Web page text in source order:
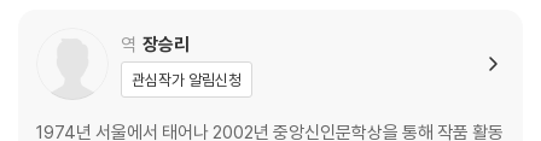
역 장승리
관심작가 알림신청
1974년 서울에서 태어나 2002년 중앙신인문학상을 통해 작품 활동